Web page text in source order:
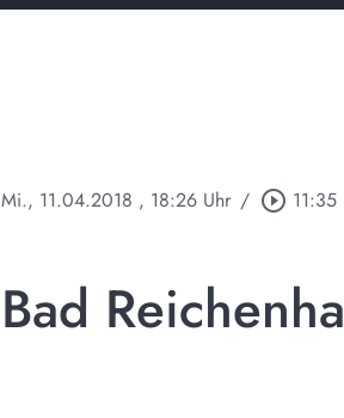
Mi., 11.04.2018 , 18:26 Uhr / play_circle_outline 11:35
Bad